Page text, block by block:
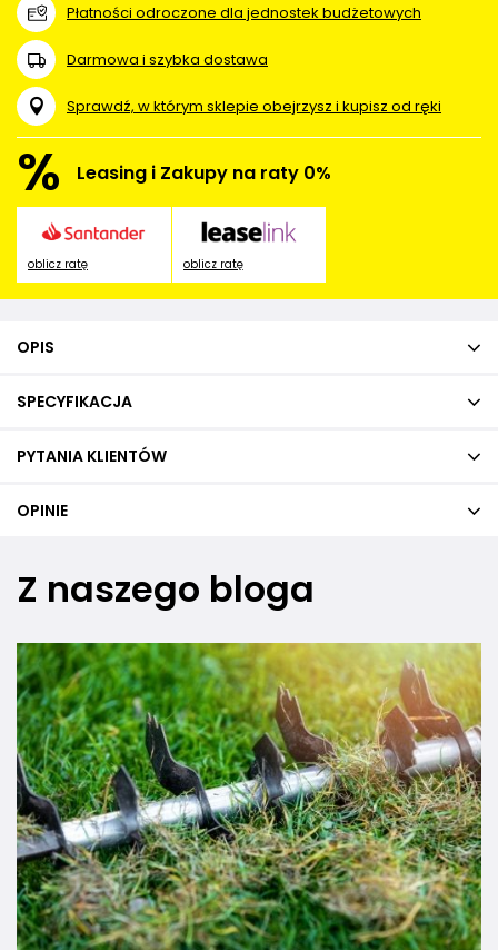
Płatności odroczone dla jednostek budżetowych
Darmowa i szybka dostawa
Sprawdź, w którym sklepie obejrzysz i kupisz od ręki
% Leasing i Zakupy na raty 0%
oblicz ratę oblicz ratę
OPIS
SPECYFIKACJA
PYTANIA KLIENTÓW
OPINIE
Z naszego bloga